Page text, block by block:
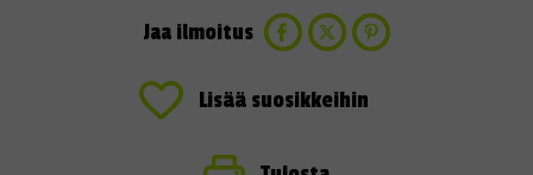
Jaa ilmoitus
Lisää suosikkeihin